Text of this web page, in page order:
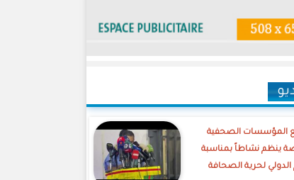
المؤسسات الصحفية
ينظم نشاطاً بمناسبة
الدولي لحرية الصحافة